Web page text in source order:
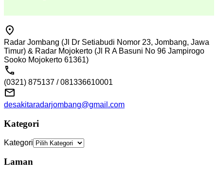
Radar Jombang (Jl Dr Setiabudi Nomor 23, Jombang, Jawa
Timur) & Radar Mojokerto (Jl R A Basuni No 96 Jampirogo
Sooko Mojokerto 61361)
(0321) 875137 / 081336610001
desakitaradarjombang@gmail.com
Kategori
Kategori
Laman